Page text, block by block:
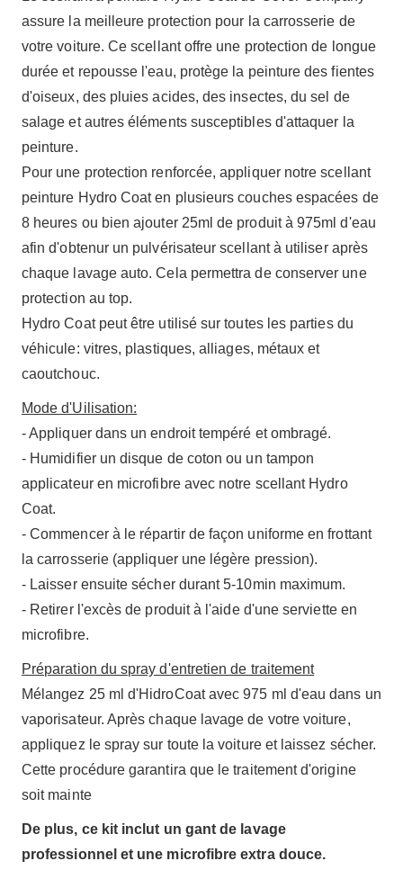
assure la meilleure protection pour la carrosserie de
votre voiture. Ce scellant offre une protection de longue
durée et repousse l'eau, protège la peinture des fientes
d'oiseux, des pluies acides, des insectes, du sel de
salage et autres éléments susceptibles d'attaquer la
peinture.
Pour une protection renforcée, appliquer notre scellant
peinture Hydro Coat en plusieurs couches espacées de
8 heures ou bien ajouter 25ml de produit à 975ml d'eau
afin d'obtenur un pulvérisateur scellant à utiliser après
chaque lavage auto. Cela permettra de conserver une
protection au top.
Hydro Coat peut être utilisé sur toutes les parties du
véhicule: vitres, plastiques, alliages, métaux et
caoutchouc.
Mode d'Uilisation:
- Appliquer dans un endroit tempéré et ombragé.
- Humidifier un disque de coton ou un tampon
applicateur en microfibre avec notre scellant Hydro
Coat.
- Commencer à le répartir de façon uniforme en frottant
la carrosserie (appliquer une légère pression).
- Laisser ensuite sécher durant 5-10min maximum.
- Retirer l'excès de produit à l'aide d'une serviette en
microfibre.
Préparation du spray d'entretien de traitement
Mélangez 25 ml d'HidroCoat avec 975 ml d'eau dans un
vaporisateur. Après chaque lavage de votre voiture,
appliquez le spray sur toute la voiture et laissez sécher.
Cette procédure garantira que le traitement d'origine
soit mainte
De plus, ce kit inclut un gant de lavage
professionnel et une microfibre extra douce.